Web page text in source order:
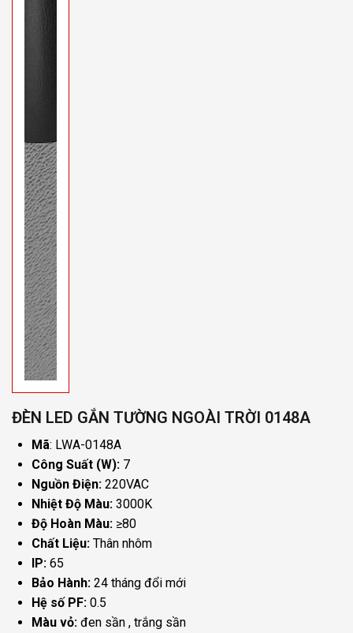
ĐÈN LED GẮN TƯỜNG NGOÀI TRỜI 0148A
Mã: LWA-0148A
Công Suất (W): 7
Nguồn Điện: 220VAC
Nhiệt Độ Màu: 3000K
Độ Hoàn Màu: ≥80
Chất Liệu: Thân nhôm
IP: 65
Bảo Hành: 24 tháng đổi mới
Hệ số PF: 0.5
Màu vỏ: đen sần trắng sần